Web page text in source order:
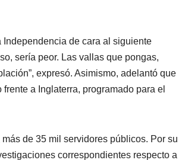
de cara al siguiente
sería peor. Las vallas que pongas,
expresó. Asimismo, adelantó que
a Inglaterra, programado para el
de 35 mil servidores públicos. Por su
correspondientes respecto a